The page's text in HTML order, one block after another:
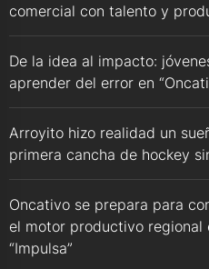
comercial con talento y
De la idea al impacto:
aprender del error en
Arroyito hizo realidad un
primera cancha de hockey
Oncativo se prepara para
el motor productivo regional
“Impulsa”